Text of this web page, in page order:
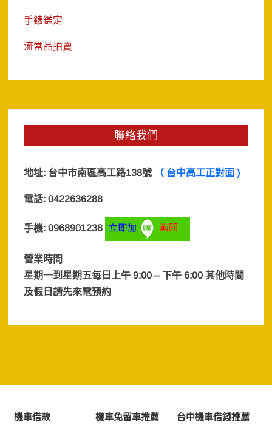
手錶鑑定
流當品拍賣
聯絡我們
地址: 台中市南區高工路138號 （ 台中高工正對面 )
電話: 0422636288
手機: 0968901238
營業時間
星期一到星期五每日上午 9:00 – 下午 6:00 其他時間
及假日請先來電預約
機車借款 機車免留車推薦 台中機車借錢推薦